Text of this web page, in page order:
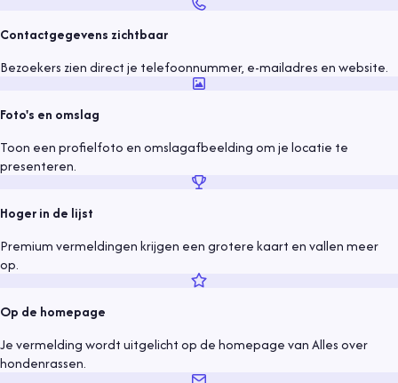
Contactgegevens zichtbaar
Bezoekers zien direct je telefoonnummer, e-mailadres en website.
Foto's en omslag
Toon een profielfoto en omslagafbeelding om je locatie te
presenteren.
Hoger in de lijst
Premium vermeldingen krijgen een grotere kaart en vallen meer
op.
Op de homepage
Je vermelding wordt uitgelicht op de homepage van Alles over
hondenrassen.